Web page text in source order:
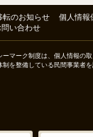
転のお知らせ
個人情報
問い合わせ
ーマーク制度は、個人情報の
制を整備している民間事業者を